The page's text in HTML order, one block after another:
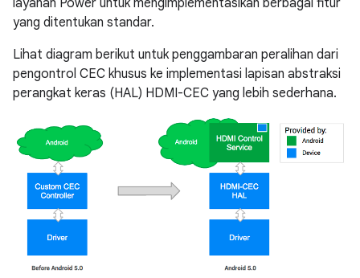
layanan Power untuk mengimplementasikan berbagai fitur
yang ditentukan standar.
Lihat diagram berikut untuk penggambaran peralihan dari
pengontrol CEC khusus ke implementasi lapisan abstraksi
perangkat keras (HAL) HDMI-CEC yang lebih sederhana.